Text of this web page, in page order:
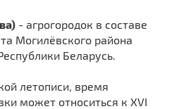
- агрогородок в составе
Могилёвского района
Беларусь.
летописи, время
может относиться к XVI